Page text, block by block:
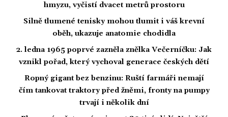
hmyzu, vyčistí dvacet metrů prostoru
Silně tlumené tenisky mohou tlumit i váš krevní
oběh, ukazuje anatomie chodidla
2. ledna 1965 poprvé zazněla znělka Večerníčku: Jak
vznikl pořad, který vychoval generace českých dětí
Ropný gigant bez benzinu: Ruští farmáři nemají
čím tankovat traktory před žněmi, fronty na pumpy
trvají i několik dní